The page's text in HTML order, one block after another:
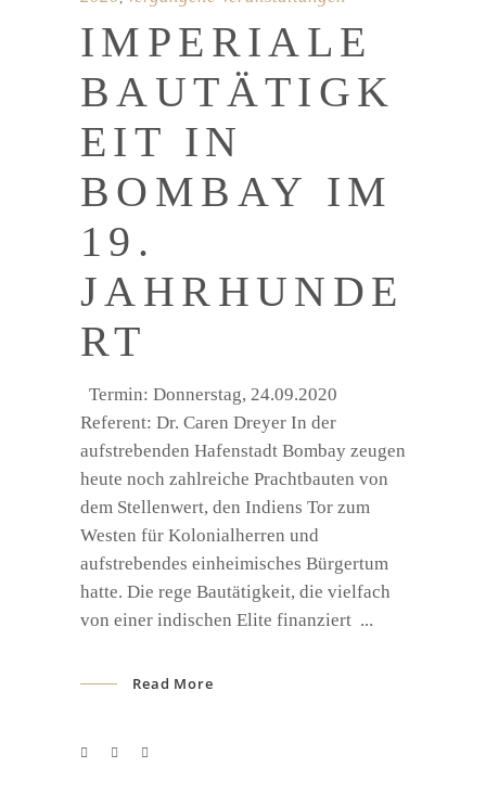
IMPERIALE
BAUTÄTIGK
EIT IN
BOMBAY IM
19.
JAHRHUNDE
RT
Termin: Donnerstag, 24.09.2020
Referent: Dr. Caren Dreyer In der
aufstrebenden Hafenstadt Bombay zeugen
heute noch zahlreiche Prachtbauten von
dem Stellenwert, den Indiens Tor zum
Westen für Kolonialherren und
aufstrebendes einheimisches Bürgertum
hatte. Die rege Bautätigkeit, die vielfach
von einer indischen Elite finanziert
Read More